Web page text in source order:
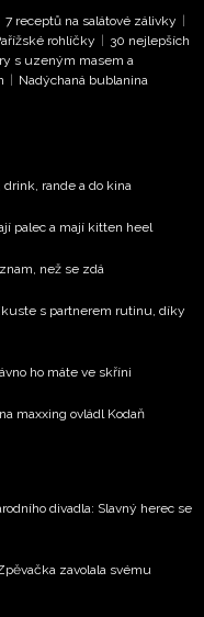
ODESLAT
s
Obchodními
Extra s.r.o.
Extra s.r.o. bude s
a exkluzivní
podle
7 receptů na salátové zálivky |
rohlíčky | 30 nejlepších
s uzeným masem a
| Nadýchaná bublanina
rande a do kina
palec a mají kitten heel
než se zdá
s partnerem rutinu, díky
ho máte ve skříni
maxxing ovládl Kodaň
divadla: Slavný herec se
zavolala svému